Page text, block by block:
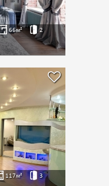
66м² 2
117м² 3